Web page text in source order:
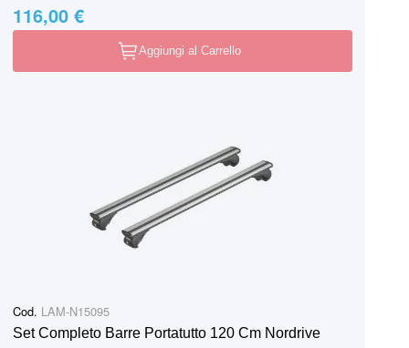
116,00 €
Aggiungi al Carrello
Cod. LAM-N15095
Set Completo Barre Portatutto 120 Cm Nordrive